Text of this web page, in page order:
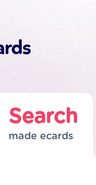
Search
made ecards